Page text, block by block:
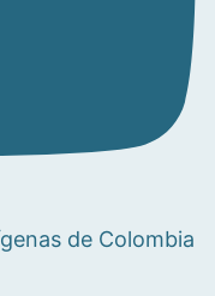
de Colombia